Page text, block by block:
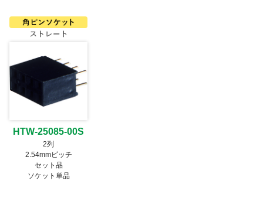
ご利用ガイド
お問い合わせ窓口
会社情報
HTW-25085-00S
2列
2.54mmピッチ
セット品
ソケット単品